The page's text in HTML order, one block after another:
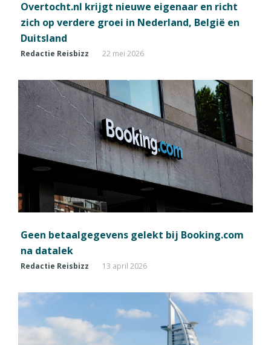
Overtocht.nl krijgt nieuwe eigenaar en richt
zich op verdere groei in Nederland, België en
Duitsland
Redactie Reisbizz 22 mei 2026
Geen betaalgegevens gelekt bij Booking.com
na datalek
Redactie Reisbizz 13 april 2026